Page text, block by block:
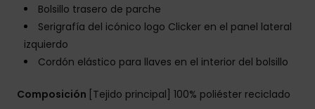
Bolsillo trasero de parche
Serigrafía del icónico logo Clicker en el panel lateral
izquierdo
Cordón elástico para llaves en el interior del bolsillo
Composición [Tejido principal] 100% poliéster reciclado